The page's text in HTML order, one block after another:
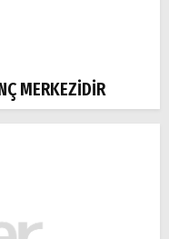
MERKEZİDİR